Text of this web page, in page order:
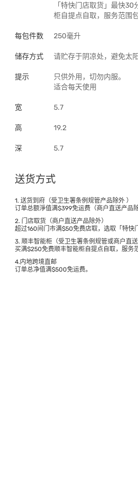
「特快门店取货」最快
柜自提点自取，服务范围
每包件数 250毫升
储存方式 请贮存于阴凉处，避免太
提示
只供外用，切勿内服。
适合每天使用
宽 5.7
高 19.2
深 5.7
送货方式
1. 送货到府（受卫生署条例规管产品除外 ）
订单总额淨值满$399免运费（商户直送产品
2. 门店取货（商户直送产品除外）
超过160间门市满$50免费店取，选取「特快
3. 顺丰智能柜（受卫生署条例规管或商户直送
买满$250免费顺丰智能柜自提点自取，服务
4.内地跨境直邮
订单总净值满$500免运费。